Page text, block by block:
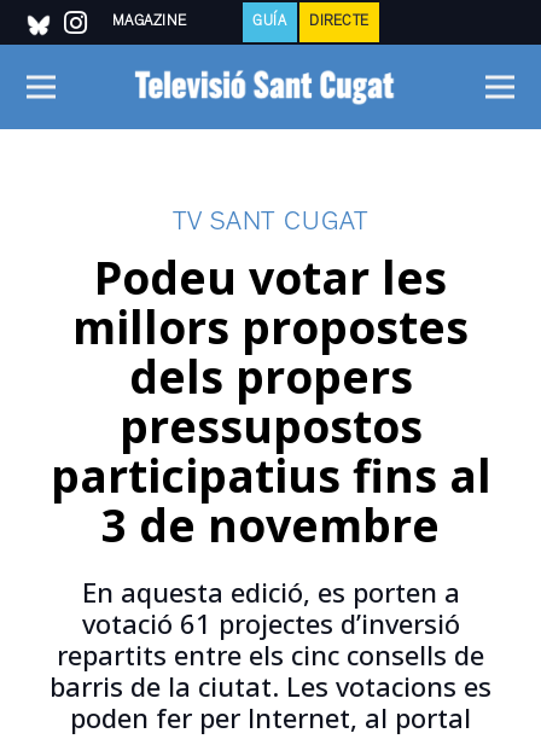
MAGAZINE GUÍA DIRECTE
TV SANT CUGAT
Podeu votar les
millors propostes
dels propers
pressupostos
participatius fins al
3 de novembre
En aquesta edició, es porten a
votació 61 projectes d’inversió
repartits entre els cinc consells de
barris de la ciutat. Les votacions es
poden fer per Internet, al portal